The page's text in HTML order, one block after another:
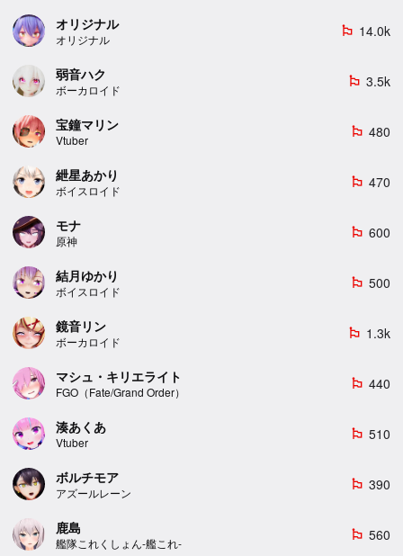
オリジナル
オリジナル
emoji_flags 14.0k
弱音ハク
ボーカロイド
emoji_flags 3.5k
宝鐘マリン
Vtuber
emoji_flags 480
紲星あかり
ボイスロイド
emoji_flags 470
モナ
原神
emoji_flags 600
結月ゆかり
ボイスロイド
emoji_flags 500
鏡音リン
ボーカロイド
emoji_flags 1.3k
マシュ・キリエライト
FGO（Fate/Grand Order）
emoji_flags 440
湊あくあ
Vtuber
emoji_flags 510
ボルチモア
アズールレーン
emoji_flags 390
鹿島
艦隊これくしょん-艦これ-
emoji_flags 560